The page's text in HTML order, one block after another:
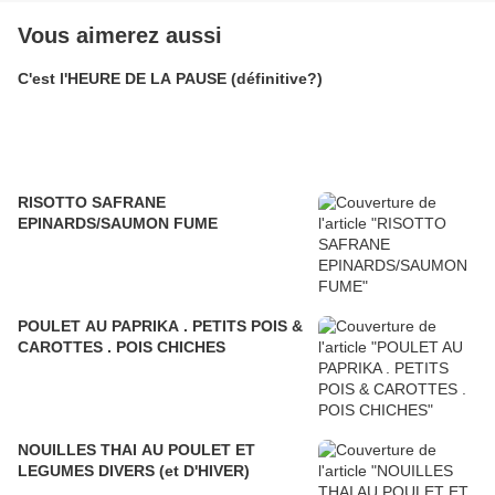
Vous aimerez aussi
C'est l'HEURE DE LA PAUSE (définitive?)
RISOTTO SAFRANE
EPINARDS/SAUMON FUME
POULET AU PAPRIKA . PETITS POIS &
CAROTTES . POIS CHICHES
NOUILLES THAI AU POULET ET
LEGUMES DIVERS (et D'HIVER)